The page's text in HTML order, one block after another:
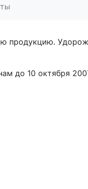
продукцию.
до 10 октября